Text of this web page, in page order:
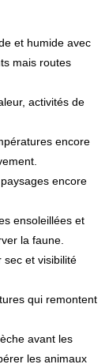
et humide avec
mais routes
activités de
encore
encore
ensoleillées et
la faune.
sec et visibilité
qui remontent
avant les
les animaux